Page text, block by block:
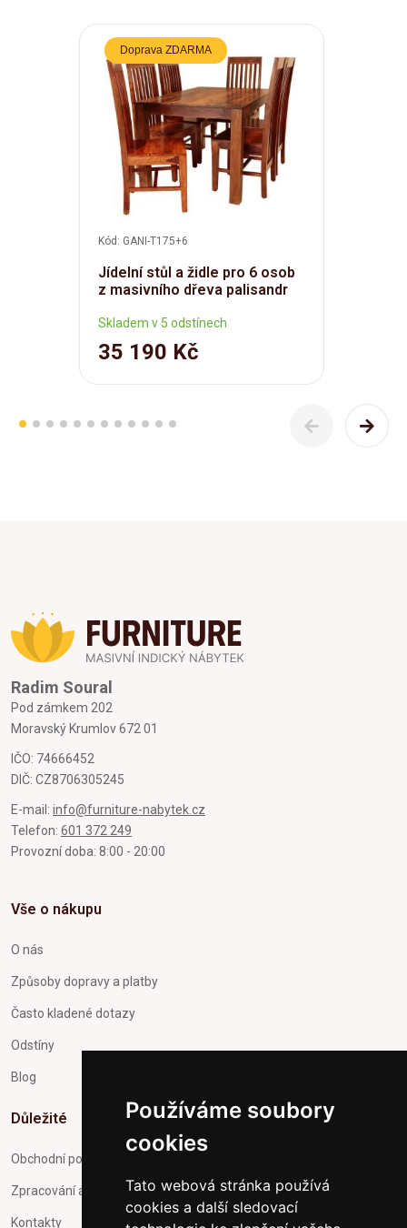
Používáme soubory
cookies
Tato webová stránka používá
cookies a další sledovací
Doprava ZDARMA
Kód: GANI-T175+6
Jídelní stůl a židle pro 6 osob
z masivního dřeva palisandr
Skladem v 5 odstínech
35 190 Kč
Radim Soural
Pod zámkem 202
Moravský Krumlov 672 01
IČO: 74666452
DIČ: CZ8706305245
E-mail: info@furniture-nabytek.cz
Telefon: 601 372 249
Provozní doba: 8:00 - 20:00
Vše o nákupu
O nás
Způsoby dopravy a platby
Často kladené dotazy
Odstíny
Blog
Důležité
Obchodní podmínky
Zpracování a ochrana osobních údajů
Kontakty